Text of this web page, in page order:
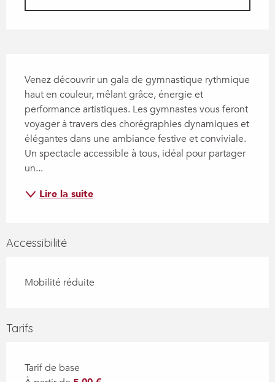
Venez découvrir un gala de gymnastique rythmique
haut en couleur, mêlant grâce, énergie et
performance artistiques. Les gymnastes vous feront
voyager à travers des chorégraphies dynamiques et
élégantes dans une ambiance festive et conviviale.
Un spectacle accessible à tous, idéal pour partager
un...
Lire la suite
Accessibilité
Mobilité réduite
Tarifs
Tarif de base